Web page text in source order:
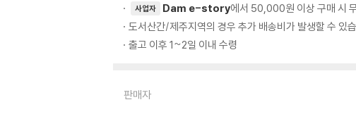
사업자 Dam e-story에서 50,000원 이상 구매 시
도서산간/제주지역의 경우 추가 배송비가 발생할 수 있
출고 이후 1~2일 이내 수령
판매자